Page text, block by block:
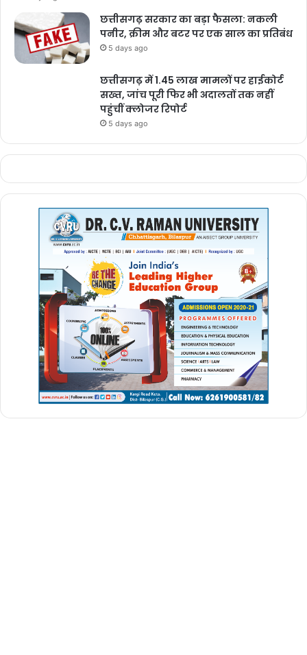
छत्तीसगढ़ सरकार का बड़ा फैसला: नकली
पनीर, क्रीम और बटर पर एक साल का प्रतिबंध
5 days ago
छत्तीसगढ़ में 1.45 लाख मामलों पर हाईकोर्ट
सख्त, जांच पूरी फिर भी अदालतों तक नहीं
पहुंचीं क्लोजर रिपोर्ट
5 days ago